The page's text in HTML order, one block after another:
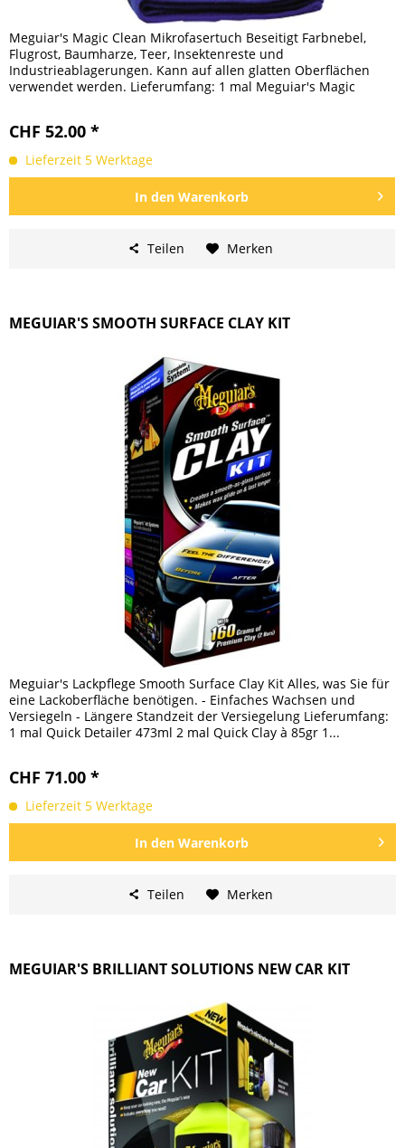
Meguiar's Magic Clean Mikrofasertuch Beseitigt Farbnebel,
Flugrost, Baumharze, Teer, Insektenreste und
Industrieablagerungen. Kann auf allen glatten Oberflächen
verwendet werden. Lieferumfang: 1 mal Meguiar's Magic
CHF 52.00 *
Lieferzeit 5 Werktage
In den Warenkorb
Teilen Merken
MEGUIAR'S SMOOTH SURFACE CLAY KIT
Meguiar's Lackpflege Smooth Surface Clay Kit Alles, was Sie für
eine Lackoberfläche benötigen. - Einfaches Wachsen und
Versiegeln - Längere Standzeit der Versiegelung Lieferumfang:
1 mal Quick Detailer 473ml 2 mal Quick Clay à 85gr 1...
CHF 71.00 *
Lieferzeit 5 Werktage
In den Warenkorb
Teilen Merken
MEGUIAR'S BRILLIANT SOLUTIONS NEW CAR KIT